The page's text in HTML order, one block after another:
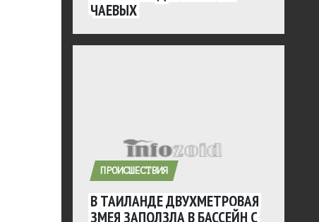
ЧАЕВЫХ
ПРОИСШЕСТВИЯ
В ТАИЛАНДЕ ДВУХМЕТРОВАЯ
ЗМЕЯ ЗАПОЛЗЛА В БАССЕЙН С